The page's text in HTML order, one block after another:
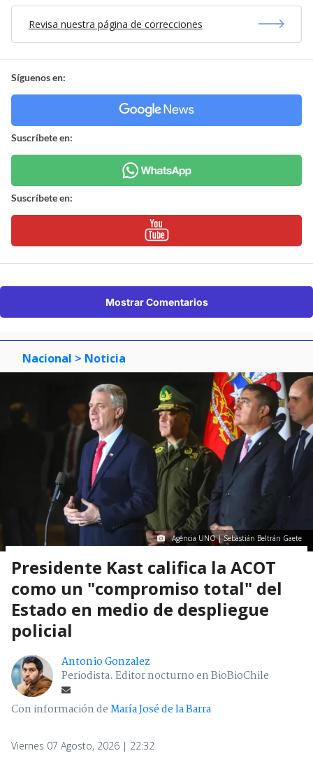
Revisa nuestra página de correcciones
Síguenos en:
Suscríbete en:
Suscríbete en:
Mostrar Comentarios
Nacional > Noticia
Agencia UNO | Sebastián Beltrán Gaete
Presidente Kast califica la ACOT
como un "compromiso total" del
Estado en medio de despliegue
policial
Antonio Gonzalez
Periodista. Editor nocturno en BioBioChile
Con información deMaría José de la Barra
Viernes 07 Agosto, 2026 | 22:32